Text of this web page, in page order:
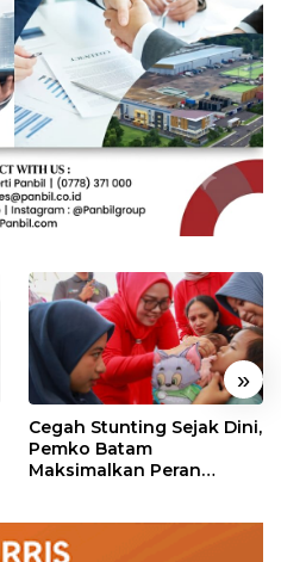
»
Cegah Stunting Sejak Dini,
Pemko Batam
Maksimalkan Peran